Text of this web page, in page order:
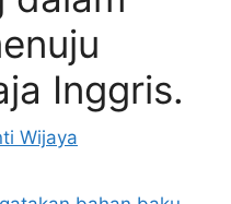
Inggris.
Wijaya